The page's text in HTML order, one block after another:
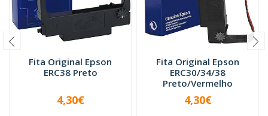
Fita Original Epson
ERC38 Preto
+
4,30€
Fita Original Epson
ERC30/34/38
Preto/Vermelho
+
4,30€